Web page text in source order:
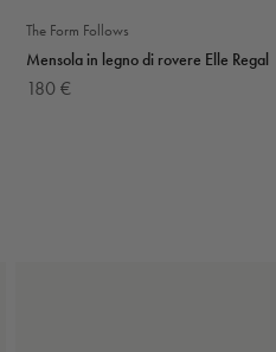
The Form Follows
Mensola in legno di rovere Elle Regal
Prezzo scontato
180 €